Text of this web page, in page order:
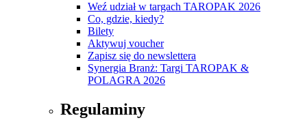
Weź udział w targach TAROPAK 2026
Co, gdzie, kiedy?
Bilety
Aktywuj voucher
Zapisz się do newslettera
Synergia Branż: Targi TAROPAK &
POLAGRA 2026
Regulaminy